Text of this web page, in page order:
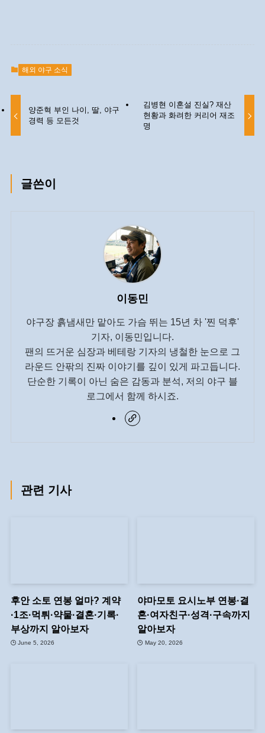
해외 야구 소식
양준혁 부인 나이, 딸, 야구
경력 등 모든것
김병현 이혼설 진실? 재산
현황과 화려한 커리어 재조
명
글쓴이
이동민
야구장 흙냄새만 맡아도 가슴 뛰는 15년 차 '찐 덕후'
기자, 이동민입니다.
팬의 뜨거운 심장과 베테랑 기자의 냉철한 눈으로 그
라운드 안팎의 진짜 이야기를 깊이 있게 파고듭니다.
단순한 기록이 아닌 숨은 감동과 분석, 저의 야구 블
로그에서 함께 하시죠.
관련 기사
후안 소토 연봉 얼마? 계약
·1조·먹튀·약물·결혼·기록·
부상까지 알아보자
June 5, 2026
야마모토 요시노부 연봉·결
혼·여자친구·성격·구속까지
알아보자
May 20, 2026